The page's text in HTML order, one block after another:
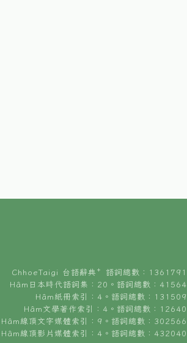
ChhoeTaigi 台語辭典⁺ 語詞總數：1361791
Hâm日本時代語詞集：20。語詞總數：41564
Hâm紙冊索引：4。語詞總數：131509
Hâm文學著作索引：4。語詞總數：12640
Hâm線頂文字媒體索引：9。語詞總數：302566
Hâm線頂影片媒體索引：4。語詞總數：432040